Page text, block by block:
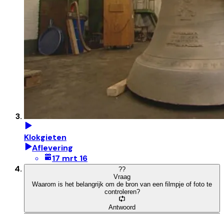
Klokgieten
Aflevering
17 mrt 16
??
Vraag
Waarom is het belangrijk om de bron van een filmpje of foto te
controleren?
Antwoord